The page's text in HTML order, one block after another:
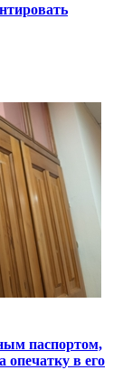
паспортом,
опечатку в его